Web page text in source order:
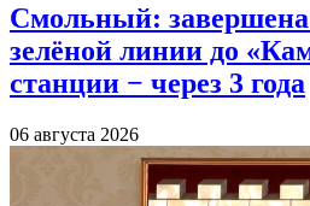
Смольный: завершена
зелёной линии до
станции − через 3 года
06 августа 2026